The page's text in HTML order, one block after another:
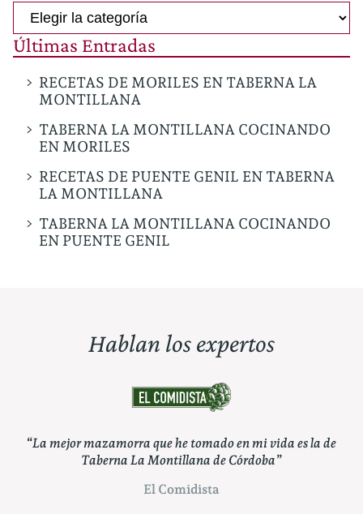
Categorías
Últimas Entradas
RECETAS DE MORILES EN TABERNA LA
MONTILLANA
TABERNA LA MONTILLANA COCINANDO
EN MORILES
RECETAS DE PUENTE GENIL EN TABERNA
LA MONTILLANA
TABERNA LA MONTILLANA COCINANDO
EN PUENTE GENIL
Hablan los expertos
“Pueden apostar por un clásico como Taberna La
Montillana, capaz de atender en su carta a todos los